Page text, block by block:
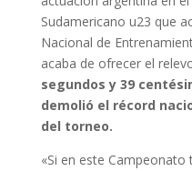
Sudamericano u23 que
Nacional de
acaba de ofrecer el
segundos y 39
demolió el récord
del torneo.
«Si en este